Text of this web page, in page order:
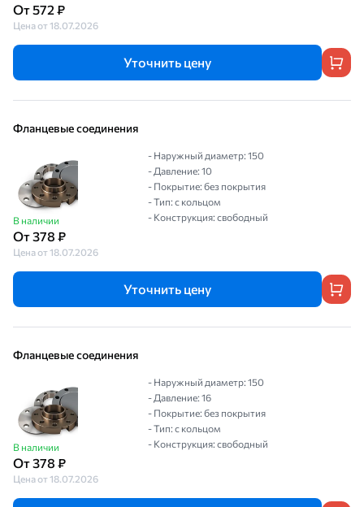
От 572 ₽
Цена от 18.07.2026
Уточнить цену
Фланцевые соединения
В наличии
От 378 ₽
Цена от 18.07.2026
- Наружный диаметр: 150
- Давление: 10
- Покрытие: без покрытия
- Тип: с кольцом
- Конструкция: свободный
Уточнить цену
Фланцевые соединения
В наличии
От 378 ₽
Цена от 18.07.2026
- Наружный диаметр: 150
- Давление: 16
- Покрытие: без покрытия
- Тип: с кольцом
- Конструкция: свободный